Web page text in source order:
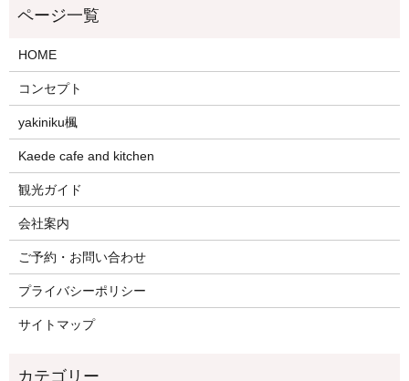
HOME
コンセプト
yakiniku楓
Kaede cafe and kitchen
観光ガイド
会社案内
ご予約・お問い合わせ
プライバシーポリシー
サイトマップ